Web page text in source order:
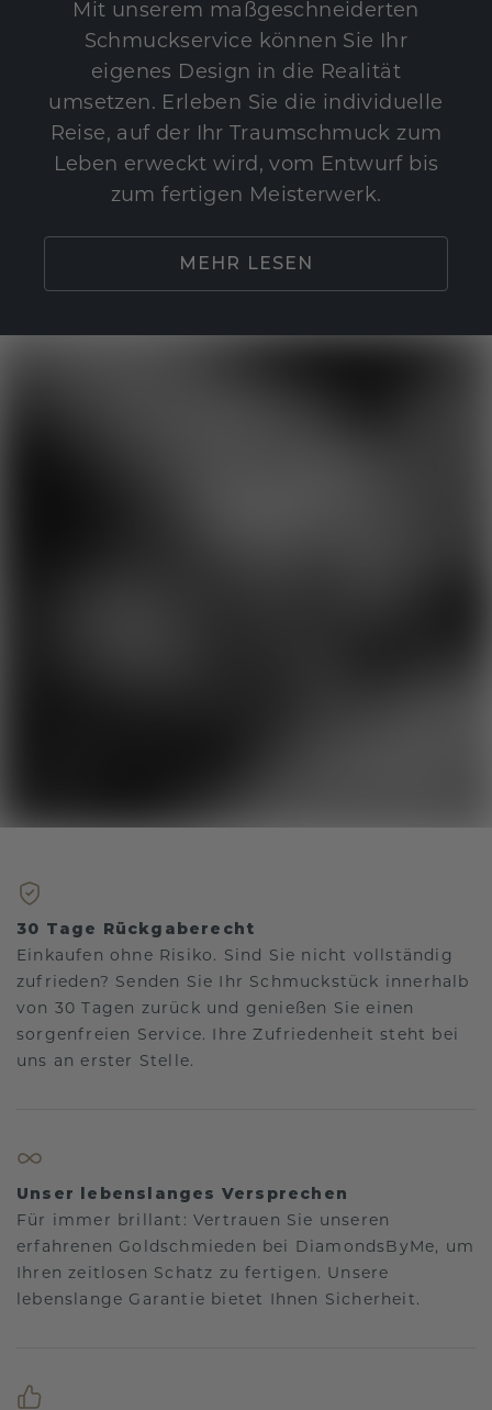
Mit unserem maßgeschneiderten
Schmuckservice können Sie Ihr
eigenes Design in die Realität
umsetzen. Erleben Sie die individuelle
Reise, auf der Ihr Traumschmuck zum
Leben erweckt wird, vom Entwurf bis
zum fertigen Meisterwerk.
MEHR LESEN
30 Tage Rückgaberecht
Einkaufen ohne Risiko. Sind Sie nicht vollständig
zufrieden? Senden Sie Ihr Schmuckstück innerhalb
von 30 Tagen zurück und genießen Sie einen
sorgenfreien Service. Ihre Zufriedenheit steht bei
uns an erster Stelle.
Unser lebenslanges Versprechen
Für immer brillant: Vertrauen Sie unseren
erfahrenen Goldschmieden bei DiamondsByMe, um
Ihren zeitlosen Schatz zu fertigen. Unsere
lebenslange Garantie bietet Ihnen Sicherheit.